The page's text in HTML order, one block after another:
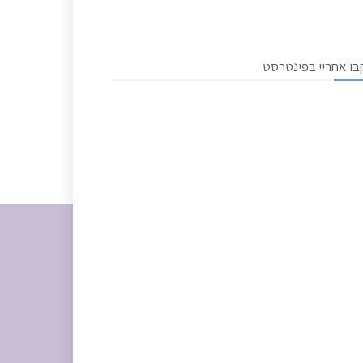
אחריי בפינטרסט